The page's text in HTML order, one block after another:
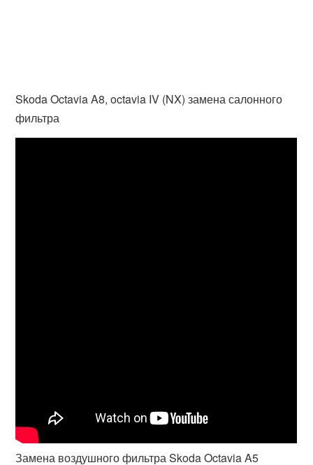
Skoda Octavia A8, octavia IV (NX) замена салонного
фильтра
Замена воздушного фильтра Skoda Octavia A5